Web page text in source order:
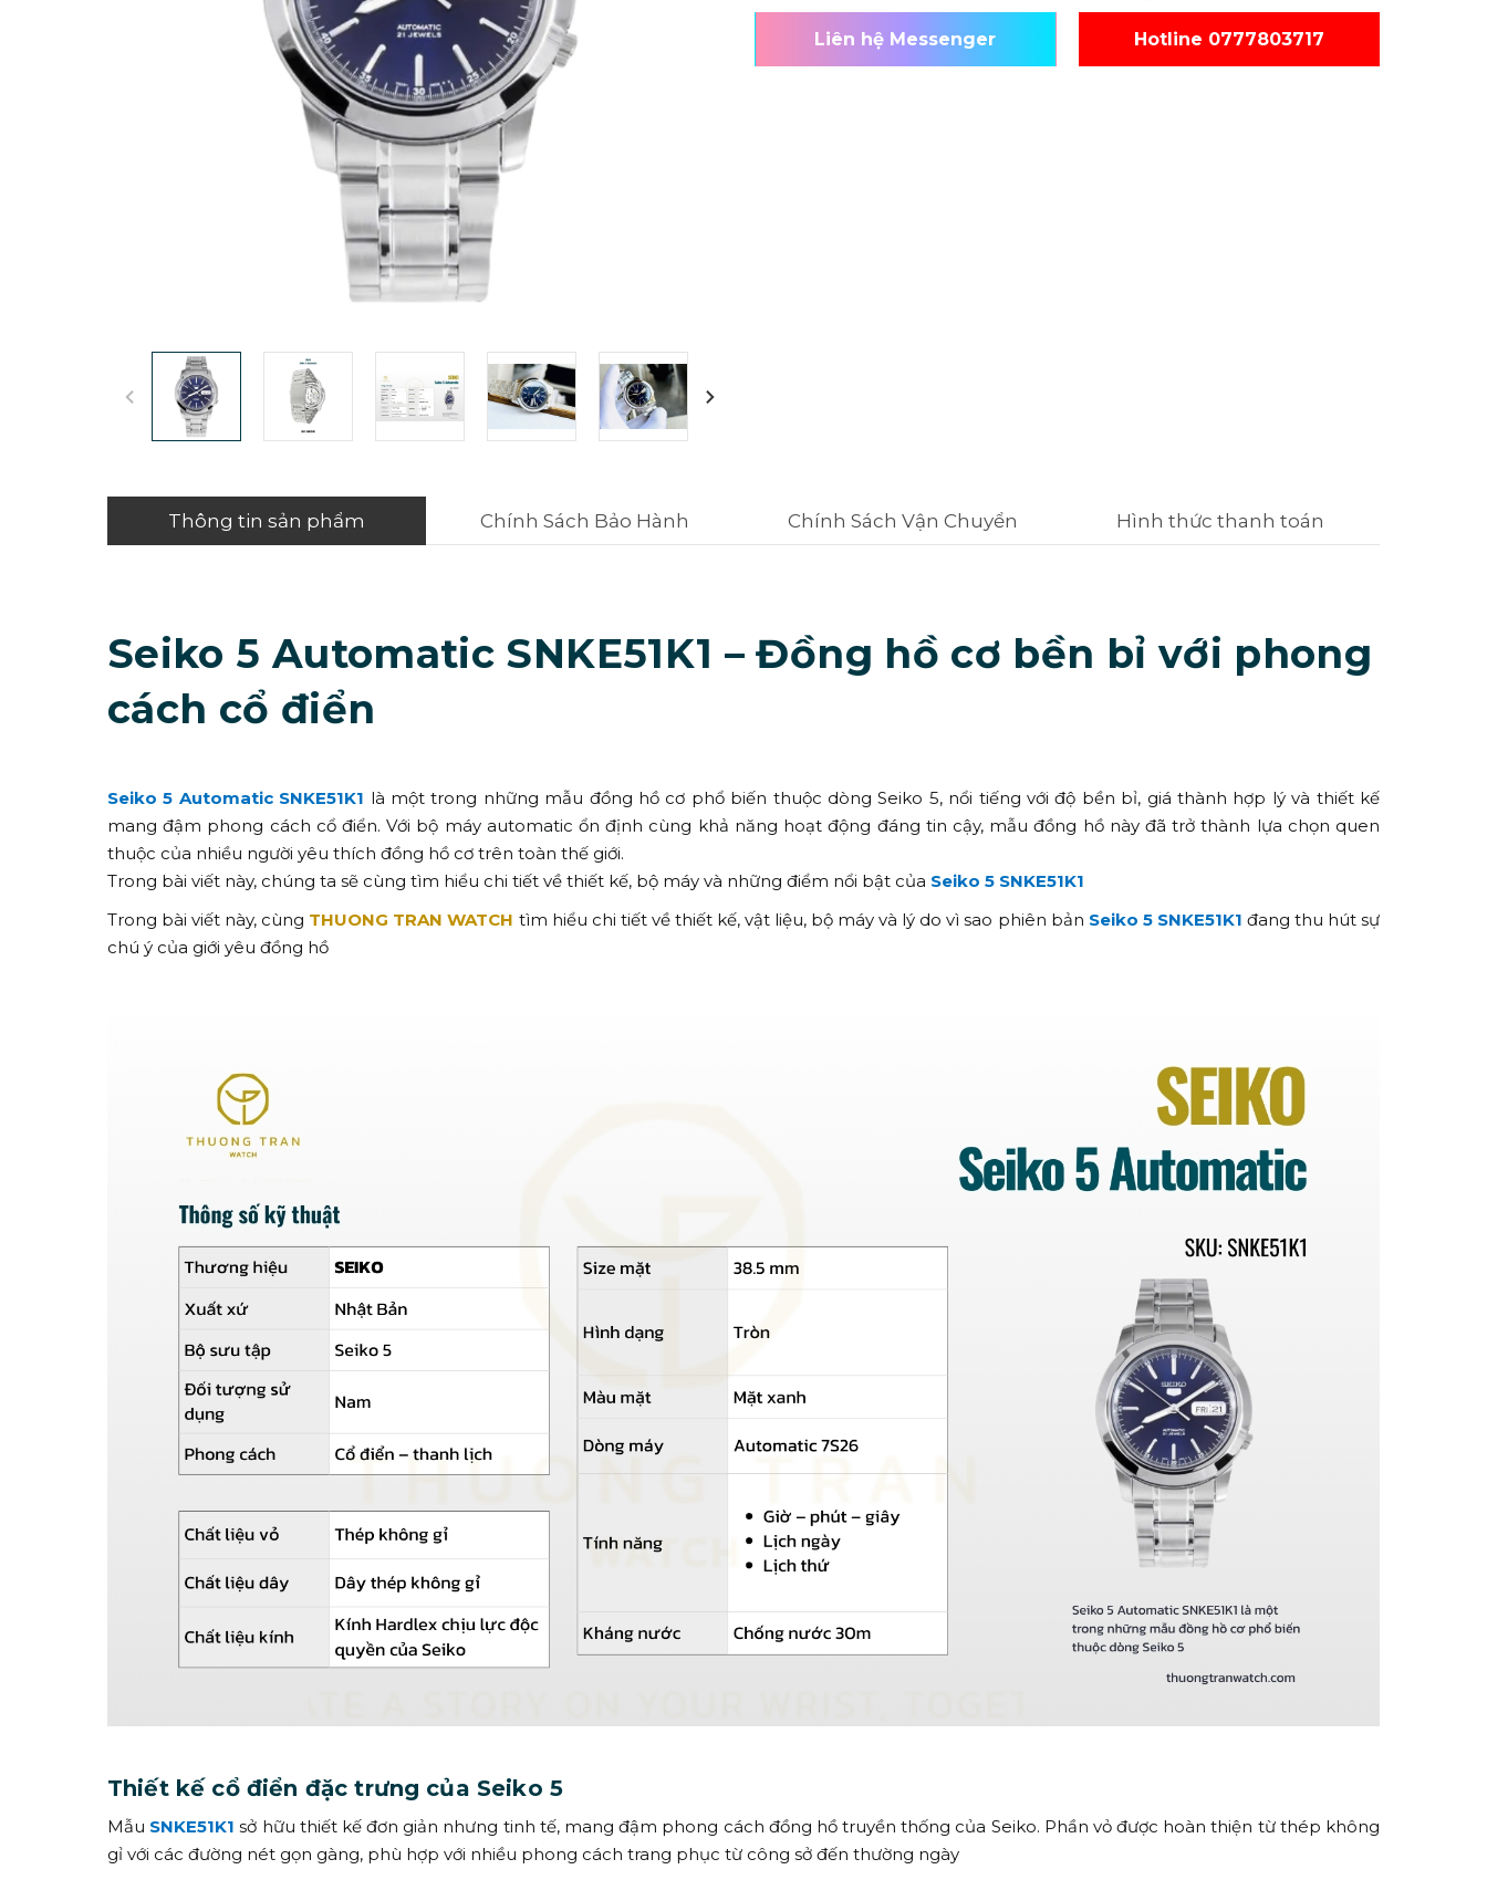
Liên hệ Messenger Hotline 0777803717
Thông tin sản phẩm Chính Sách Bảo Hành Chính Sách Vận Chuyển Hình thức thanh toán
Seiko 5 Automatic SNKE51K1 – Đồng hồ cơ bền bỉ với phong
cách cổ điển
Seiko 5 Automatic SNKE51K1 là một trong những mẫu đồng hồ cơ phổ biến thuộc dòng Seiko 5, nổi tiếng với độ bền bỉ, giá thành hợp lý và thiết kế
mang đậm phong cách cổ điển. Với bộ máy automatic ổn định cùng khả năng hoạt động đáng tin cậy, mẫu đồng hồ này đã trở thành lựa chọn quen
thuộc của nhiều người yêu thích đồng hồ cơ trên toàn thế giới.
Trong bài viết này, chúng ta sẽ cùng tìm hiểu chi tiết về thiết kế, bộ máy và những điểm nổi bật của Seiko 5 SNKE51K1
Trong bài viết này, cùng THUONG TRAN WATCH tìm hiểu chi tiết về thiết kế, vật liệu, bộ máy và lý do vì sao phiên bản Seiko 5 SNKE51K1 đang thu hút sự
chú ý của giới yêu đồng hồ
Thiết kế cổ điển đặc trưng của Seiko 5
Mẫu SNKE51K1 sở hữu thiết kế đơn giản nhưng tinh tế, mang đậm phong cách đồng hồ truyền thống của Seiko. Phần vỏ được hoàn thiện từ thép không
gỉ với các đường nét gọn gàng, phù hợp với nhiều phong cách trang phục từ công sở đến thường ngày